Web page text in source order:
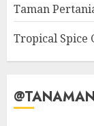
Taman
Tropical Spice